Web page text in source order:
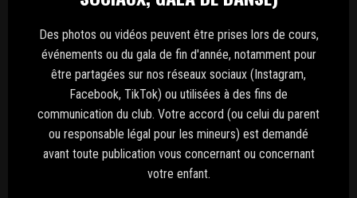
Des photos ou vidéos peuvent être prises lors de cours,
événements ou du gala de fin d'année, notamment pour
être partagées sur nos réseaux sociaux (Instagram,
Facebook, TikTok) ou utilisées à des fins de
communication du club. Votre accord (ou celui du parent
ou responsable légal pour les mineurs) est demandé
avant toute publication vous concernant ou concernant
votre enfant.